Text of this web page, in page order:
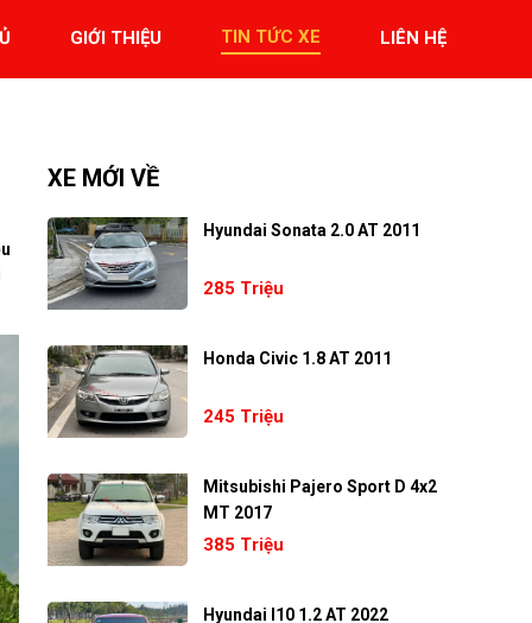
GIỚI THIỆU TIN TỨC XE LIÊN HỆ
XE MỚI VỀ
Hyundai Sonata 2.0 AT 2011
285 Triệu
Honda Civic 1.8 AT 2011
245 Triệu
Mitsubishi Pajero Sport D 4x2
MT 2017
385 Triệu
Hyundai I10 1.2 AT 2022